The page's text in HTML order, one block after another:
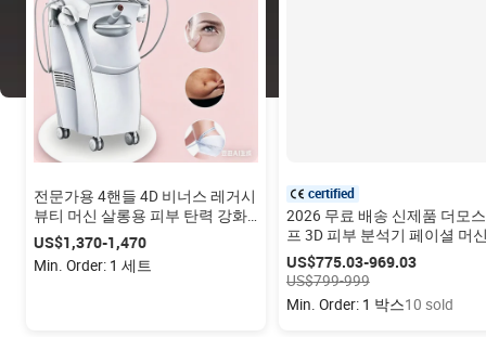
전문가용 4핸들 4D 비너스 레거시
뷰티 머신 살롱용 피부 탄력 강화
셀룰라이트 제거 바디 슬리밍 기
US$1,370-1,470
Min. Order: 1 세트
certified
2026 무료 배송 신제품 더모
프 3D 피부 분석기 페이셜 머
부 스캐너 얼굴 피부 분석기
Max
US$775.03-969.03
US$799-999
Min. Order: 1 박스10 sold